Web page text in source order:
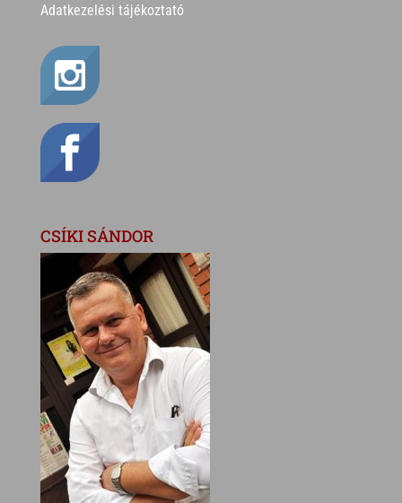
Adatkezelési tájékoztató
CSÍKI SÁNDOR